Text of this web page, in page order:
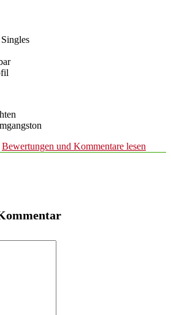
Bewertungen und Kommentare lesen